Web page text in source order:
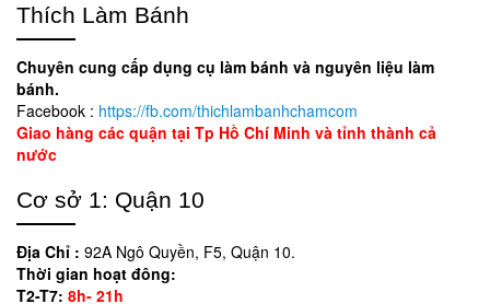
Thích Làm Bánh
Chuyên cung cấp dụng cụ làm bánh và nguyên liệu làm
bánh.
Facebook : https://fb.com/thichlambanhchamcom
Giao hàng các quận tại Tp Hồ Chí Minh và tỉnh thành cả
nước
Cơ sở 1: Quận 10
Địa Chỉ : 92A Ngô Quyền, F5, Quận 10.
Thời gian hoạt đông:
T2-T7: 8h- 21h